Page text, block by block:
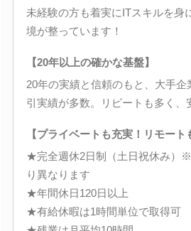
未経験の方も着実にITスキルを身
境が整っています！
【20年以上の確かな基盤】
20年の実績と信頼のもと、大手企
引実績が多数。リピートも多く、
【プライベートも充実！リモート
★完全週休2日制（土日祝休み）
り異なります
★年間休日120日以上
★有給休暇は1時間単位で取得可